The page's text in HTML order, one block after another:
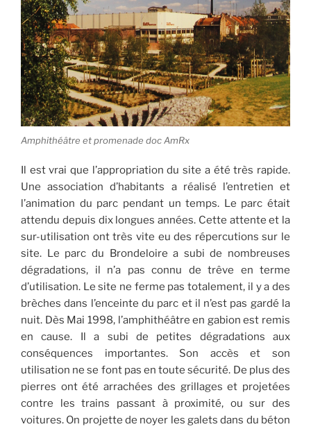
Amphithéâtre et promenade doc AmRx
Il est vrai que l’appropriation du site a été très rapide.
Une association d’habitants a réalisé l’entretien et
l’animation du parc pendant un temps. Le parc était
attendu depuis dix longues années. Cette attente et la
sur-utilisation ont très vite eu des répercutions sur le
site. Le parc du Brondeloire a subi de nombreuses
dégradations, il n’a pas connu de trêve en terme
d’utilisation. Le site ne ferme pas totalement, il y a des
brèches dans l’enceinte du parc et il n’est pas gardé la
nuit. Dès Mai 1998, l’amphithéâtre en gabion est remis
en cause. Il a subi de petites dégradations aux
conséquences importantes. Son accès et son
utilisation ne se font pas en toute sécurité. De plus des
pierres ont été arrachées des grillages et projetées
contre les trains passant à proximité, ou sur des
voitures. On projette de noyer les galets dans du béton